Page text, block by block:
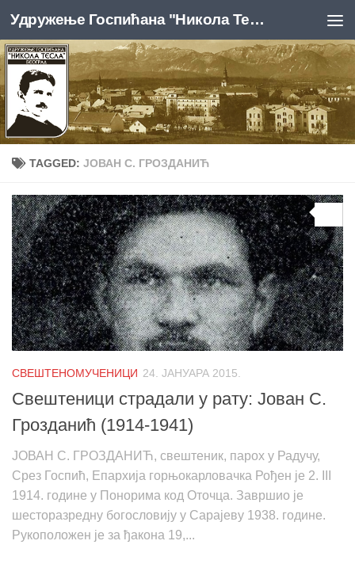
Skip to content Удружење Госпићана "Никола Тесла", Београд
TAGGED: ЈОВАН С. ГРОЗДАНИЋ
СВЕШТЕНОМУЧЕНИЦИ 24. ЈАНУАРА 2015.
Свештеници страдали у рату: Јован С.
Грозданић (1914-1941)
ЈОВАН С. ГРОЗДАНИЋ, свештеник, парох у Радучу,
Срез Госпић, Епархија горњокарловачка Рођен је 2. III
1914. године у Понорима код Оточца. Завршио је
шесторазредну богословију у Сарајеву 1938. године.
Рукоположен је за ђакона 19,...